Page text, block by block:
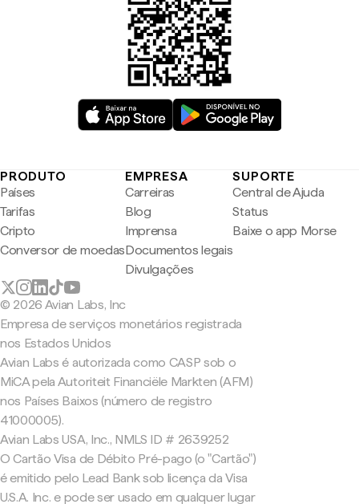
PRODUTO
Países
Tarifas
Cripto
Conversor de moedas
EMPRESA
Carreiras
Blog
Imprensa
Documentos legais
Divulgações
SUPORTE
Central de Ajuda
Status
Baixe o app Morse
© 2026 Avian Labs, Inc
Empresa de serviços monetários registrada
nos Estados Unidos
Avian Labs é autorizada como CASP sob o
MiCA pela Autoriteit Financiële Markten (AFM)
nos Países Baixos (número de registro
41000005).
Avian Labs USA, Inc., NMLS ID # 2639252
O Cartão Visa de Débito Pré-pago (o "Cartão")
é emitido pelo Lead Bank sob licença da Visa
U.S.A. Inc. e pode ser usado em qualquer lugar